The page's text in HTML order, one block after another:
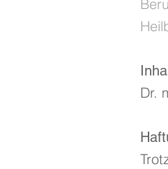
Dr.